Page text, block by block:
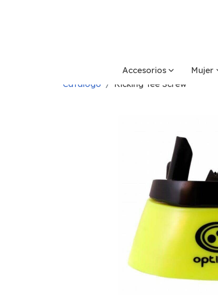
Accesorios Mujer
Catálogo
Kicking Tee Screw